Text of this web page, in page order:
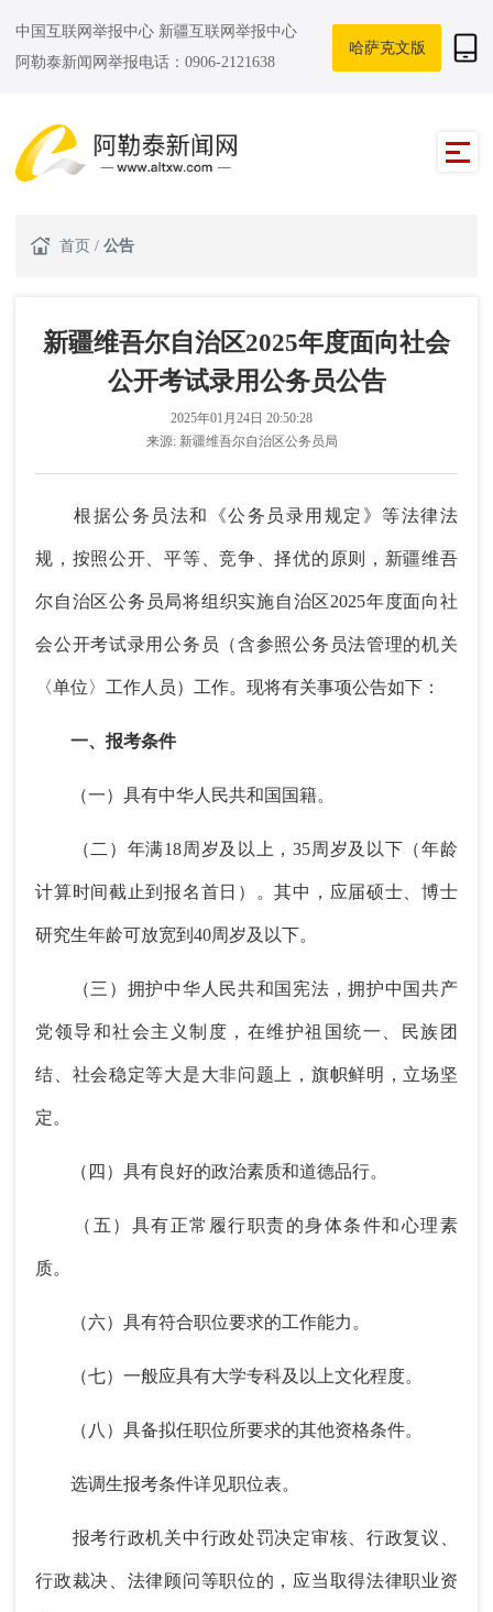
中国互联网举报中心 新疆互联网举报中心
阿勒泰新闻网举报电话：0906-2121638
哈萨克文版
首页 / 公告
新疆维吾尔自治区2025年度面向社会
公开考试录用公务员公告
2025年01月24日 20:50:28
来源: 新疆维吾尔自治区公务员局
根据公务员法和《公务员录用规定》等法律法
规，按照公开、平等、竞争、择优的原则，新疆维吾
尔自治区公务员局将组织实施自治区2025年度面向社
会公开考试录用公务员（含参照公务员法管理的机关
〈单位〉工作人员）工作。现将有关事项公告如下：
一、报考条件
（一）具有中华人民共和国国籍。
（二）年满18周岁及以上，35周岁及以下（年龄
计算时间截止到报名首日）。其中，应届硕士、博士
研究生年龄可放宽到40周岁及以下。
（三）拥护中华人民共和国宪法，拥护中国共产
党领导和社会主义制度，在维护祖国统一、民族团
结、社会稳定等大是大非问题上，旗帜鲜明，立场坚
定。
（四）具有良好的政治素质和道德品行。
（五）具有正常履行职责的身体条件和心理素
质。
（六）具有符合职位要求的工作能力。
（七）一般应具有大学专科及以上文化程度。
（八）具备拟任职位所要求的其他资格条件。
选调生报考条件详见职位表。
报考行政机关中行政处罚决定审核、行政复议、
行政裁决、法律顾问等职位的，应当取得法律职业资